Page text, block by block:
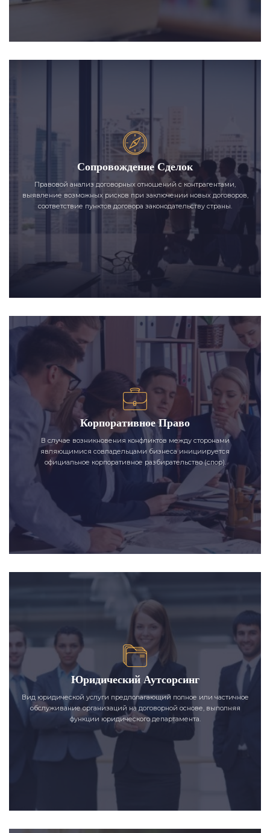
Сопровождение Сделок
Правовой анализ договорных отношений с контрагентами,
выявление возможных рисков при заключении новых договоров,
соответствие пунктов договора законодательству страны.
Корпоративное Право
В случае возникновения конфликтов между сторонами
являющимися совладельцами бизнеса инициируется
официальное корпоративное разбирательство (спор).
Юридический Аутсорсинг
Вид юридической услуги предполагающий полное или частичное
обслуживание организаций на договорной основе, выполняя
функции юридического департамента.